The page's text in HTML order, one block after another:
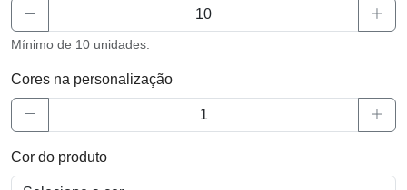
Mínimo de 10 unidades.
Cores na personalização
Cor do produto